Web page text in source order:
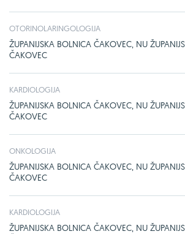
OTORINOLARINGOLOGIJA
ŽUPANIJSKA BOLNICA ČAKOVEC, NU
ČAKOVEC
KARDIOLOGIJA
ŽUPANIJSKA BOLNICA ČAKOVEC, NU
ČAKOVEC
ONKOLOGIJA
ŽUPANIJSKA BOLNICA ČAKOVEC, NU
ČAKOVEC
KARDIOLOGIJA
ŽUPANIJSKA BOLNICA ČAKOVEC, NU